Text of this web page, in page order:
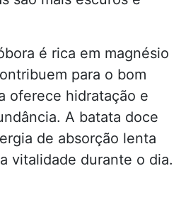
é rica em magnésio
para o bom
oferece hidratação e
A batata doce
de absorção lenta
vitalidade durante o dia.